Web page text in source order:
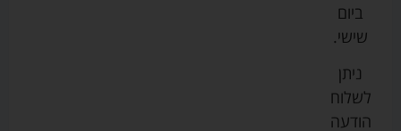
ביום
שישי.
ניתן
לשלוח
הודעה